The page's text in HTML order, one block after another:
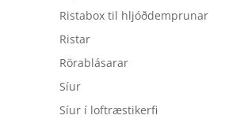
Ristabox til hljóðdemprunar
Ristar
Rörablásarar
Síur
Síur í loftræstikerfi